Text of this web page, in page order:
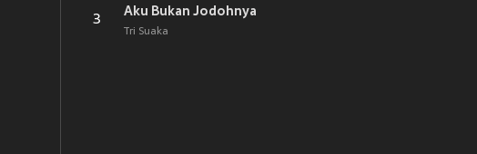
3
Aku Bukan Jodohnya
Tri Suaka